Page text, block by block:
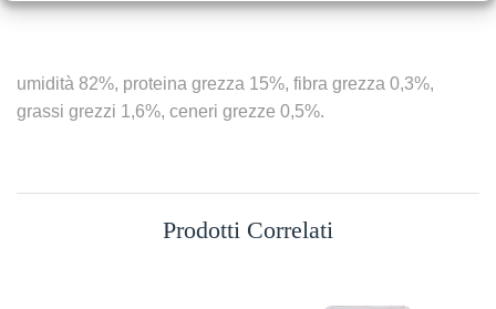
umidità 82%, proteina grezza 15%, fibra grezza 0,3%,
grassi grezzi 1,6%, ceneri grezze 0,5%.
Prodotti Correlati